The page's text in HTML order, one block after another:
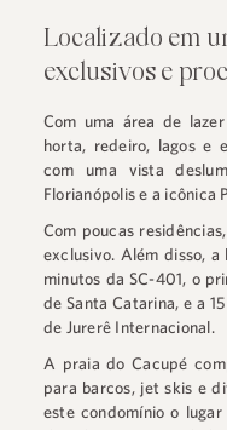
Localizado em
exclusivos e
Com uma área de
horta, redeiro, lagos e
com uma vista
Florianópolis e a icônica
Com poucas
exclusivo. Além disso,
minutos da SC-401, o
de Santa Catarina, e a
de Jurerê Internacional.
A praia do Cacupé
para barcos, jet skis e
este condomínio o